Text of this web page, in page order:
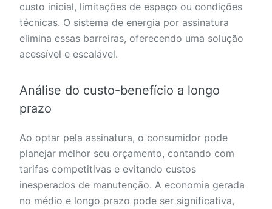
custo inicial, limitações de espaço ou condições
técnicas. O sistema de energia por assinatura
elimina essas barreiras, oferecendo uma solução
acessível e escalável.
Análise do custo-benefício a longo
prazo
Ao optar pela assinatura, o consumidor pode
planejar melhor seu orçamento, contando com
tarifas competitivas e evitando custos
inesperados de manutenção. A economia gerada
no médio e longo prazo pode ser significativa,